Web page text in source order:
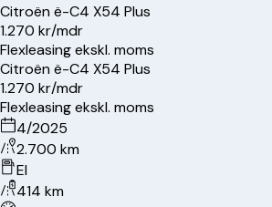
Citroënë-C4 X54 Plus
1.270 kr/mdr
Flexleasing ekskl. moms
Citroënë-C4 X54 Plus
1.270 kr/mdr
Flexleasing ekskl. moms
4/2025
2.700 km
El
414 km